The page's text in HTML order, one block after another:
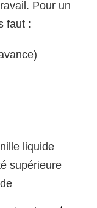
Pour un
faut :
liquide
supérieure